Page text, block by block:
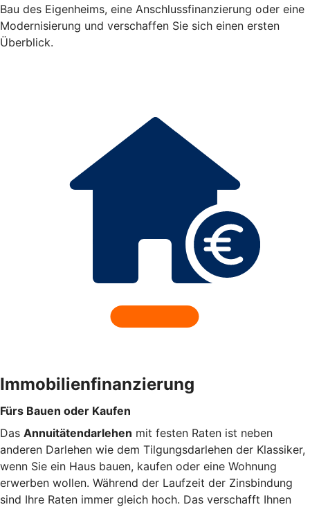
Bau des Eigenheims, eine Anschlussfinanzierung oder eine
Modernisierung und verschaffen Sie sich einen ersten
Überblick.
Immobilienfinanzierung
Fürs Bauen oder Kaufen
Das Annuitätendarlehen mit festen Raten ist neben
anderen Darlehen wie dem Tilgungsdarlehen der Klassiker,
wenn Sie ein Haus bauen, kaufen oder eine Wohnung
erwerben wollen. Während der Laufzeit der Zinsbindung
sind Ihre Raten immer gleich hoch. Das verschafft Ihnen